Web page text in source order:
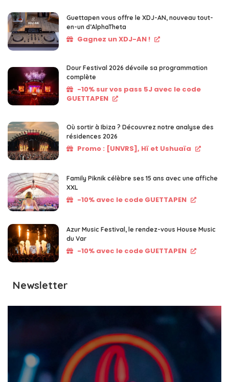
Guettapen vous offre le XDJ-AN, nouveau tout-
en-un d’AlphaTheta
Gagnez un XDJ-AN !
Dour Festival 2026 dévoile sa programmation
complète
-10% sur vos pass 5J avec le code
GUETTAPEN
Où sortir à Ibiza ? Découvrez notre analyse des
résidences 2026
Promo : [UNVRS], Hï et Ushuaïa
Family Piknik célèbre ses 15 ans avec une affiche
XXL
-10% avec le code GUETTAPEN
Azur Music Festival, le rendez-vous House Music
du Var
-10% avec le code GUETTAPEN
Newsletter